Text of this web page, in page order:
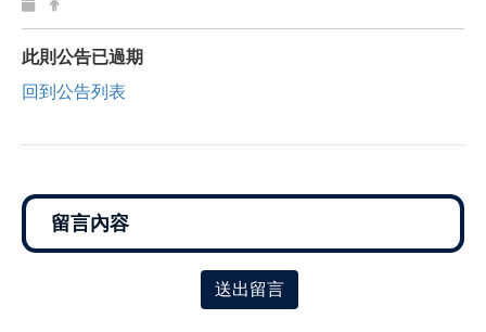
此則公告已過期
回到公告列表
送出留言